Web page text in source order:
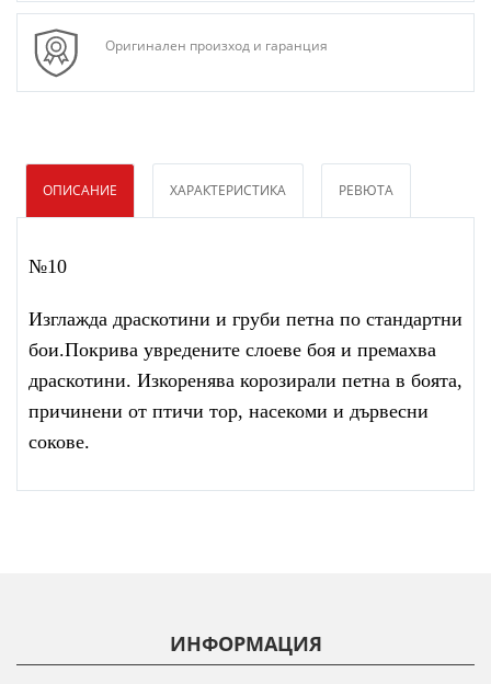
Оригинален произход и гаранция
ОПИСАНИЕ ХАРАКТЕРИСТИКА РЕВЮТА
№10
Изглажда драскотини и груби петна по стандартни
бои.Покрива увредените слоеве боя и премахва
драскотини. Изкоренява корозирали петна в боята,
причинени от птичи тор, насекоми и дървесни
сокове.
ИНФОРМАЦИЯ